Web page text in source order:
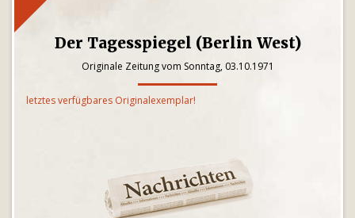
Der Tagesspiegel (Berlin West)
Originale Zeitung vom Sonntag, 03.10.1971
letztes verfügbares Originalexemplar!